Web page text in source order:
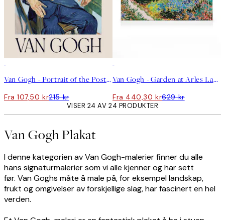
Van Gogh - Portrait of the Postman Joseph Roulin Plakat
Fra 107,50 kr215 kr
Van Gogh - Garden at Arles Landscape Lerret
Fra 440,30 kr629 kr
VISER 24 AV 24 PRODUKTER
Van Gogh Plakat
I denne kategorien av Van Gogh-malerier finner du alle
hans signaturmalerier som vi alle kjenner og har sett
før. Van Goghs måte å male på, for eksempel landskap,
frukt og omgivelser av forskjellige slag, har fascinert en hel
verden.